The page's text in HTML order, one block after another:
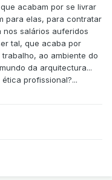
acabam por se livrar
para elas, para contratar
nos salários auferidos
tal, que acaba por
ao ambiente do
da arquitectura...
profissional?...